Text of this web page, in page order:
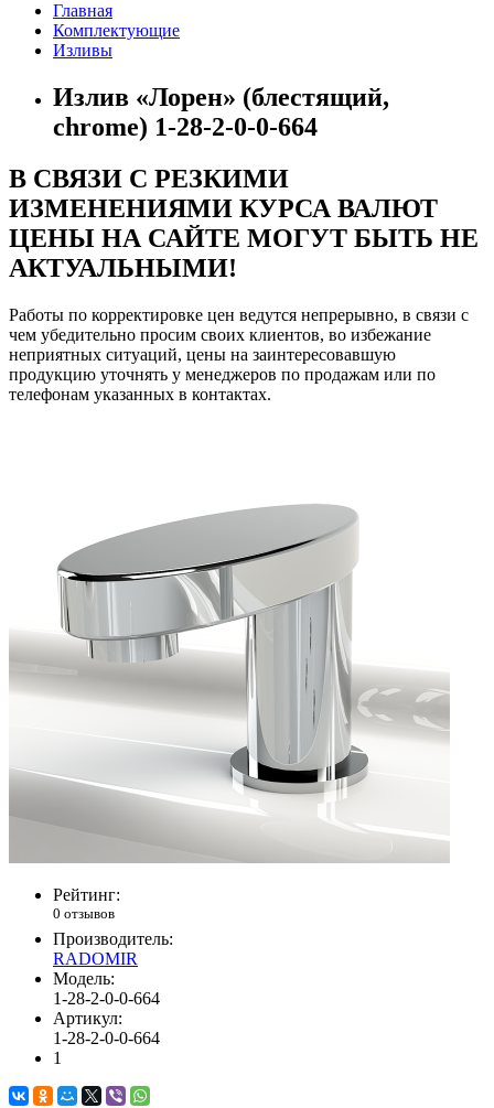
Главная
Комплектующие
Изливы
Излив «Лорен» (блестящий,
chrome) 1-28-2-0-0-664
В СВЯЗИ С РЕЗКИМИ
ИЗМЕНЕНИЯМИ КУРСА ВАЛЮТ
ЦЕНЫ НА САЙТЕ МОГУТ БЫТЬ НЕ
АКТУАЛЬНЫМИ!
Работы по корректировке цен ведутся непрерывно, в связи с
чем убедительно просим своих клиентов, во избежание
неприятных ситуаций, цены на заинтересовавшую
продукцию уточнять у менеджеров по продажам или по
телефонам указанных в контактах.
Рейтинг:
0 отзывов
Производитель:
RADOMIR
Модель:
1-28-2-0-0-664
Артикул:
1-28-2-0-0-664
1